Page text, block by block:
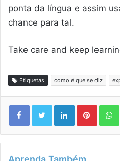
ponta da língua e assim
chance para tal.
Take care and keep
Etiquetas como é que se diz
Linkedin